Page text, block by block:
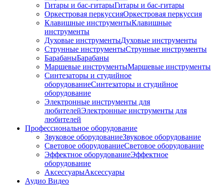
Гитары и бас-гитарыГитары и бас-гитары
Оркестровая перкуссияОркестровая перкуссия
Клавишные инструментыКлавишные
инструменты
Духовые инструментыДуховые инструменты
Струнные инструментыСтрунные инструменты
БарабаныБарабаны
Маршевые инструментыМаршевые инструменты
Синтезаторы и студийное
оборудованиеСинтезаторы и студийное
оборудование
Электронные инструменты для
любителейЭлектронные инструменты для
любителей
Профессиональное оборудование
Звуковое оборудованиеЗвуковое оборудование
Световое оборудованиеСветовое оборудование
Эффектное оборудованиеЭффектное
оборудование
АксессуарыАксессуары
Аудио Видео